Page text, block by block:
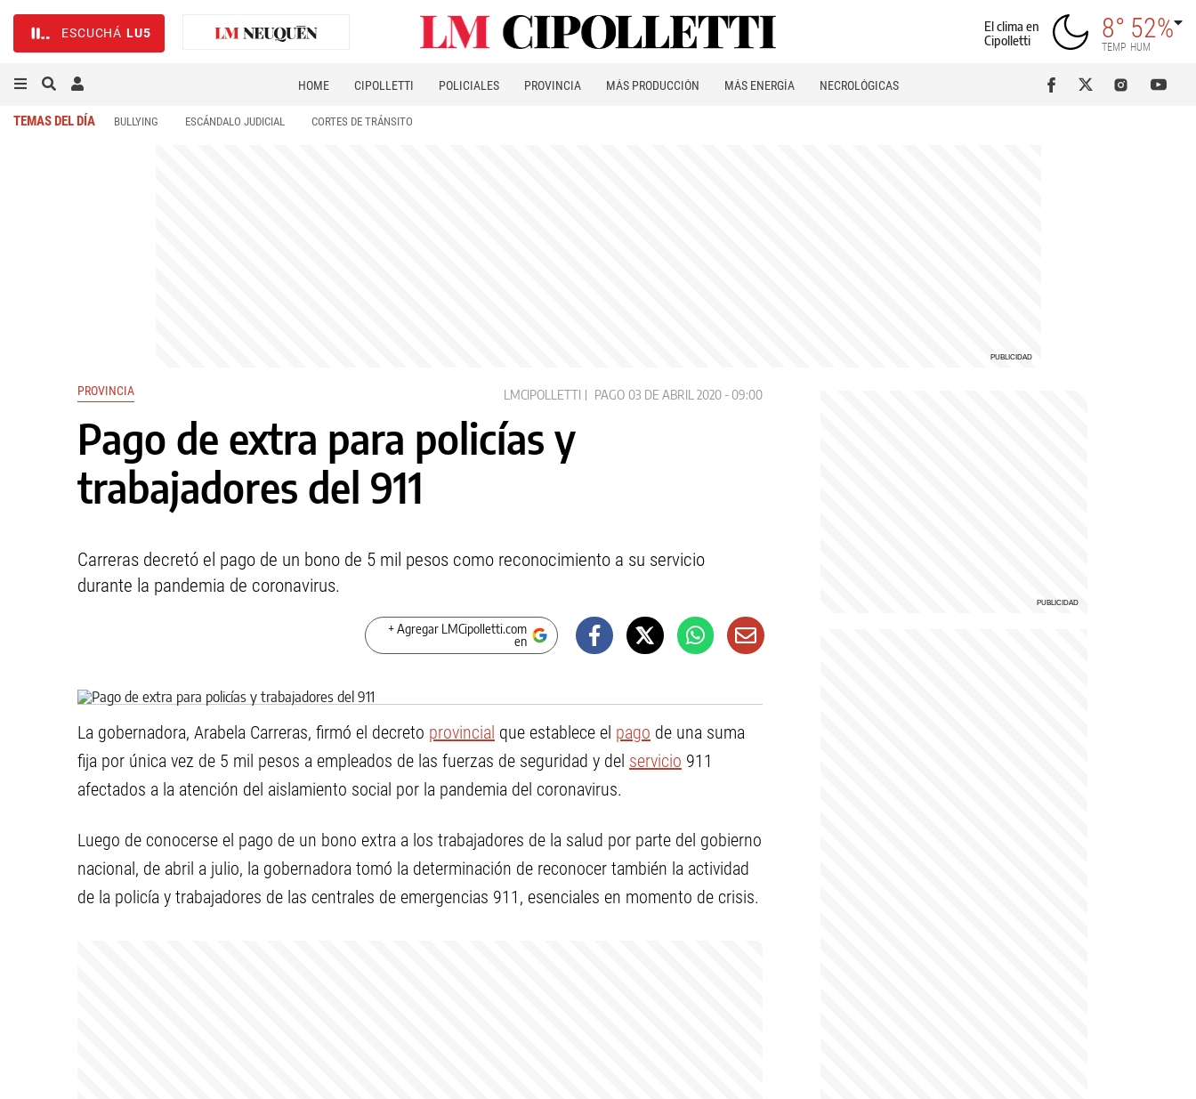
ESCUCHÁ LU5
El clima en
Cipolletti
8°
TEMP
52%
HUM
HOME CIPOLLETTI POLICIALES PROVINCIA MÁS PRODUCCIÓN MÁS ENERGÍA NECROLÓGICAS
TEMAS DEL DÍA BULLYING ESCÁNDALO JUDICIAL CORTES DE TRÁNSITO
PROVINCIA LMCIPOLLETTI PAGO 03 DE ABRIL 2020 - 09:00
Pago de extra para policías y
trabajadores del 911
Carreras decretó el pago de un bono de 5 mil pesos como reconocimiento a su servicio
durante la pandemia de coronavirus.
+ Agregar LMCipolletti.com
en
La gobernadora, Arabela Carreras, firmó el decreto provincial que establece el pago de una suma
fija por única vez de 5 mil pesos a empleados de las fuerzas de seguridad y del servicio 911
afectados a la atención del aislamiento social por la pandemia del coronavirus.
Luego de conocerse el pago de un bono extra a los trabajadores de la salud por parte del gobierno
nacional, de abril a julio, la gobernadora tomó la determinación de reconocer también la actividad
de la policía y trabajadores de las centrales de emergencias 911, esenciales en momento de crisis.